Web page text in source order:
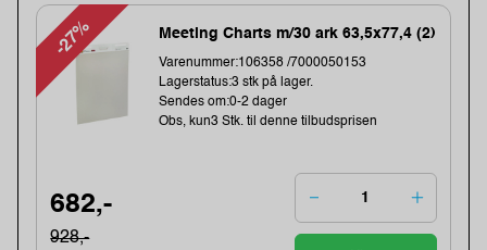
-27% Meeting Charts m/30 ark 63,5x77,4 (2)
Varenummer:106358 /7000050153
Lagerstatus:3 stk på lager.
Sendes om:0-2 dager
Obs, kun3 Stk. til denne tilbudsprisen
682,-
928,-